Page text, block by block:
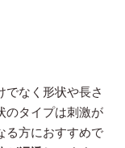
でなく形状や長さ
のタイプは刺激が
る方におすすめで